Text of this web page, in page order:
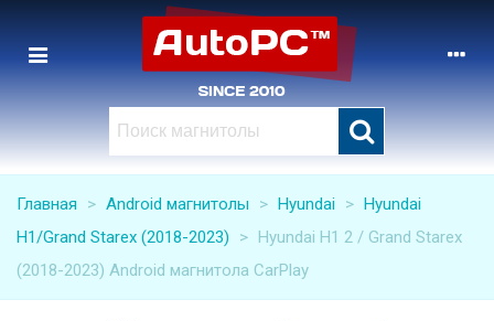
Главная > Android магнитолы > Hyundai > Hyundai
H1/Grand Starex (2018-2023)
> Hyundai H1 2 / Grand Starex
(2018-2023) Android магнитола CarPlay